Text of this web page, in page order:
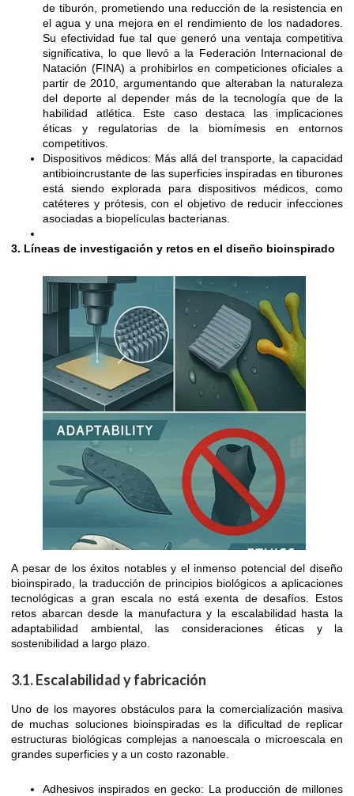
de tiburón, prometiendo una reducción de la resistencia en
el agua y una mejora en el rendimiento de los nadadores.
Su efectividad fue tal que generó una ventaja competitiva
significativa, lo que llevó a la Federación Internacional de
Natación (FINA) a prohibirlos en competiciones oficiales a
partir de 2010, argumentando que alteraban la naturaleza
del deporte al depender más de la tecnología que de la
habilidad atlética. Este caso destaca las implicaciones
éticas y regulatorias de la biomímesis en entornos
competitivos.
Dispositivos médicos: Más allá del transporte, la capacidad
antibioincrustante de las superficies inspiradas en tiburones
está siendo explorada para dispositivos médicos, como
catéteres y prótesis, con el objetivo de reducir infecciones
asociadas a biopelículas bacterianas.
3. Líneas de investigación y retos en el diseño bioinspirado
A pesar de los éxitos notables y el inmenso potencial del diseño
bioinspirado, la traducción de principios biológicos a aplicaciones
tecnológicas a gran escala no está exenta de desafíos. Estos
retos abarcan desde la manufactura y la escalabilidad hasta la
adaptabilidad ambiental, las consideraciones éticas y la
sostenibilidad a largo plazo.
3.1. Escalabilidad y fabricación
Uno de los mayores obstáculos para la comercialización masiva
de muchas soluciones bioinspiradas es la dificultad de replicar
estructuras biológicas complejas a nanoescala o microescala en
grandes superficies y a un costo razonable.
Adhesivos inspirados en gecko: La producción de millones